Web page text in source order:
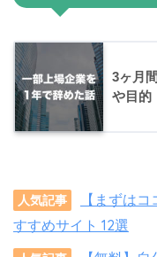
3ヶ月
や目的
人気記事
【まずは
すすめサイト 12選